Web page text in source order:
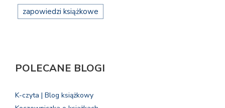
zapowiedzi książkowe
POLECANE BLOGI
K-czyta | Blog książkowy